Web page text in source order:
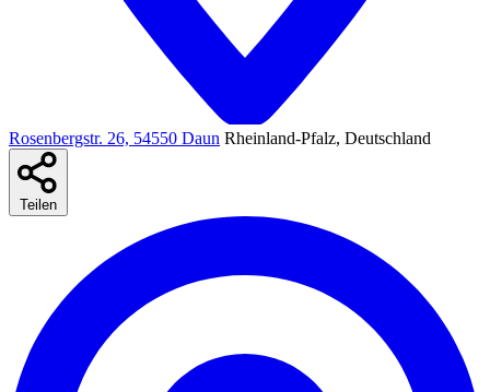
Rosenbergstr. 26, 54550 Daun Rheinland-Pfalz, Deutschland
Teilen